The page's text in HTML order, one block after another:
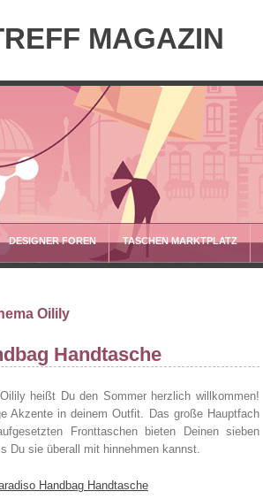
MAGAZIN
DESIGNER FOREN TASCHEN MARKTPLATZ
Oilily
Handtasche
heißt Du den Sommer herzlich willkommen!
Akzente in deinem Outfit. Das große Hauptfach
Fronttaschen bieten Deinen sieben
Du sie überall mit hinnehmen kannst.